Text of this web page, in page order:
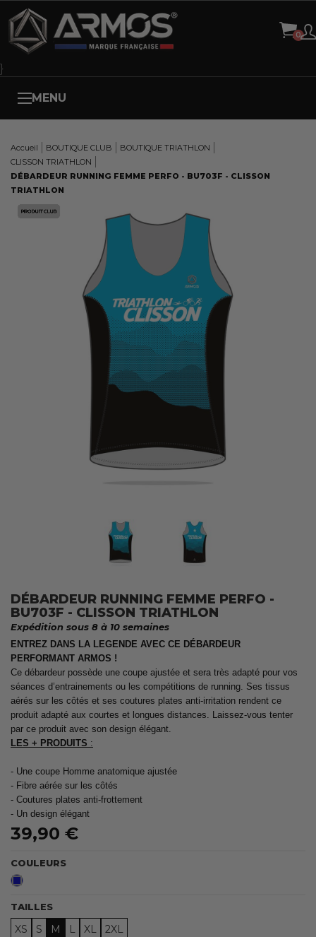
}
MENU
Accueil BOUTIQUE CLUB
BOUTIQUE TRIATHLON
CLISSON TRIATHLON
DÉBARDEUR RUNNING FEMME PERFO - BU703F - CLISSON
TRIATHLON
DÉBARDEUR RUNNING FEMME PERFO -
BU703F - CLISSON TRIATHLON
Expédition sous 8 à 10 semaines
ENTREZ DANS LA LEGENDE AVEC CE DÉBARDEUR
PERFORMANT ARMOS !
Ce débardeur possède une coupe ajustée et sera très adapté pour vos
séances d’entrainements ou les compétitions de running. Ses tissus
aérés sur les côtés et ses coutures plates anti-irritation rendent ce
produit adapté aux courtes et longues distances. Laissez-vous tenter
par ce produit avec son design élégant.
LES + PRODUITS :
- Une coupe Homme anatomique ajustée
- Fibre aérée sur les côtés
- Coutures plates anti-frottement
- Un design élégant
39,90 €
COULEURS
Bleu
TAILLES
XS S M L XL 2XL
Panneau de gestion des cookies